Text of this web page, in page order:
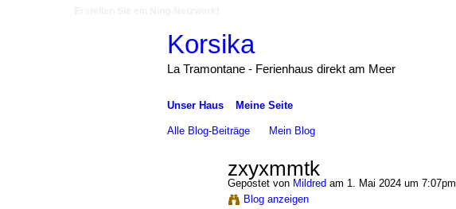
Korsika
La Tramontane - Ferienhaus direkt am Meer
Unser Haus Meine Seite
Alle Blog-Beiträge Mein Blog
zxyxmmtk
Gepostet von Mildredam 1. Mai 2024 um 7:07pm
Blog anzeigen